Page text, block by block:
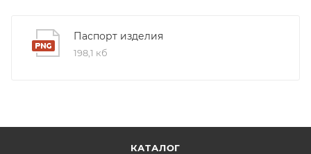
Паспорт изделия
198,1 кб
КАТАЛОГ